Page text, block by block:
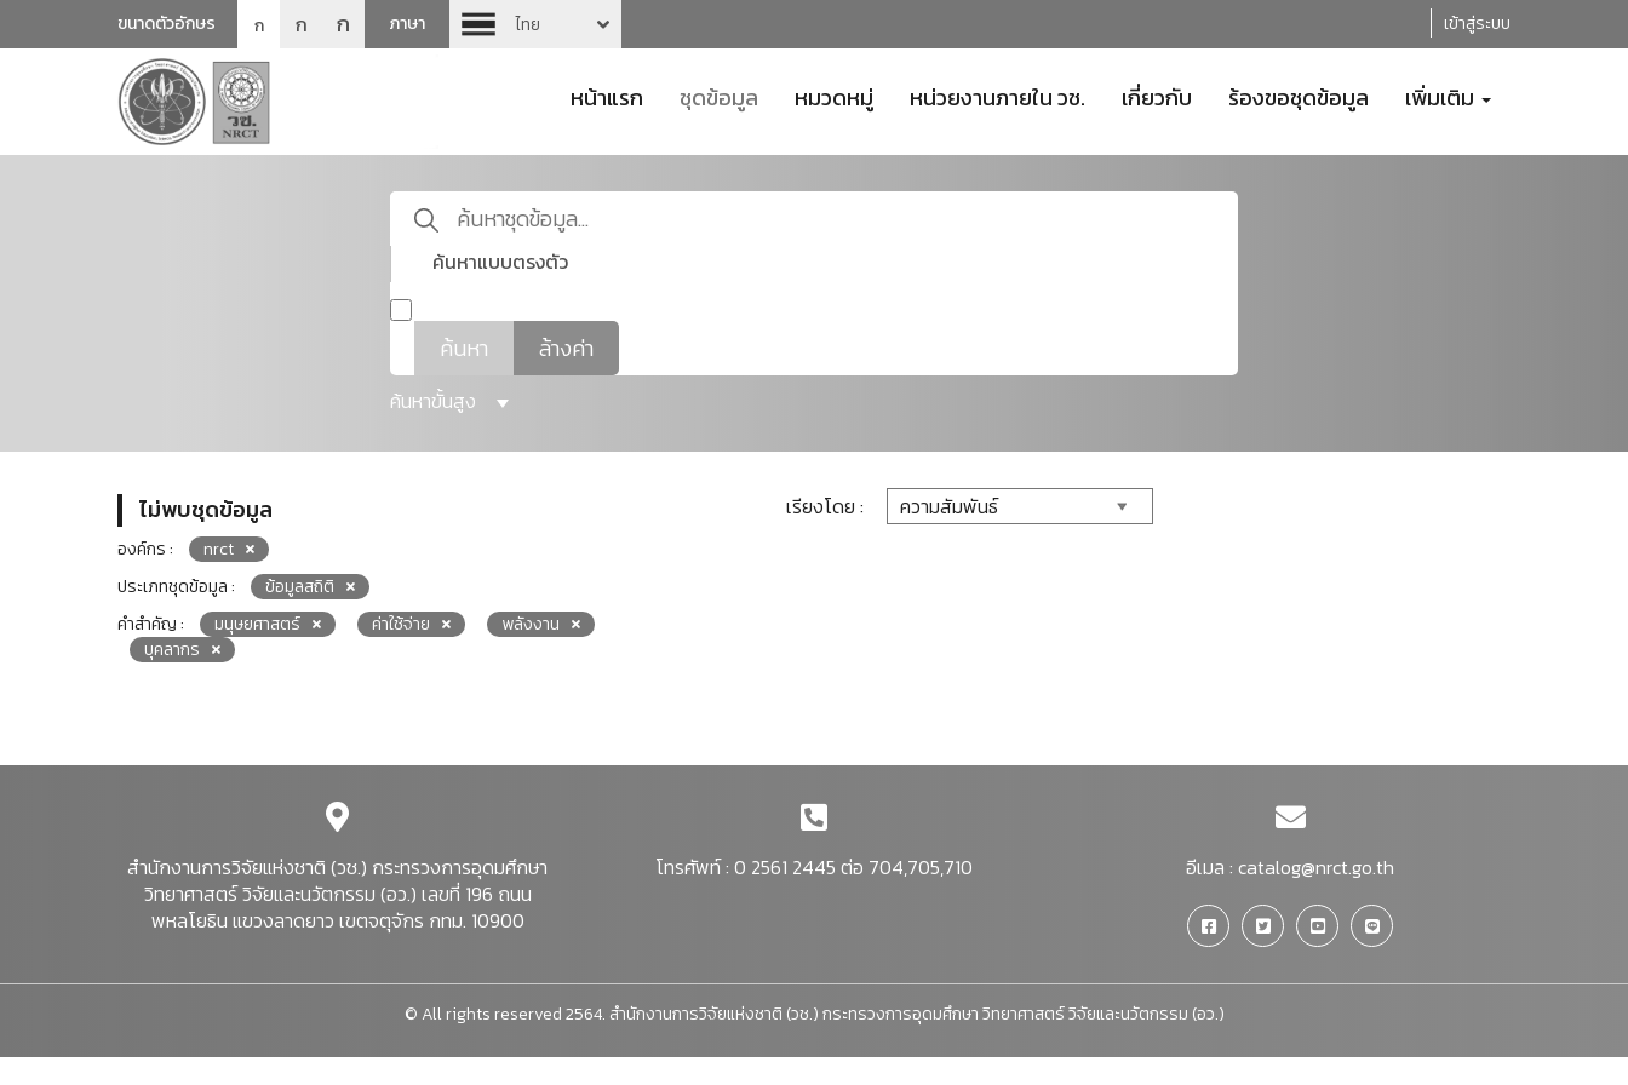
ขนาดตัวอักษร ก ก ก ภาษา ไทย เข้าสู่ระบบ
หน้าแรก ชุดข้อมูล หมวดหมู่ หน่วยงานภายใน วช. เกี่ยวกับ ร้องขอชุดข้อมูล เพิ่มเติม
ค้นหาแบบตรงตัว
ค้นหา ล้างค่า
ค้นหาขั้นสูง
ไม่พบชุดข้อมูล
องค์กร :
nrct
ประเภทชุดข้อมูล :
ข้อมูลสถิติ
คำสำคัญ :
มนุษยศาสตร์ ค่าใช้จ่าย
พลังงาน
บุคลากร
เรียงโดย :
สำนักงานการวิจัยแห่งชาติ (วช.) กระทรวงการอุดมศึกษา
วิทยาศาสตร์ วิจัยและนวัตกรรม (อว.) เลขที่ 196 ถนน
พหลโยธิน แขวงลาดยาว เขตจตุจักร กทม. 10900
โทรศัพท์ : 0 2561 2445 ต่อ 704,705,710 อีเมล :catalog@nrct.go.th
© All rights reserved 2564. สำนักงานการวิจัยแห่งชาติ (วช.) กระทรวงการอุดมศึกษา วิทยาศาสตร์ วิจัยและนวัตกรรม (อว.)